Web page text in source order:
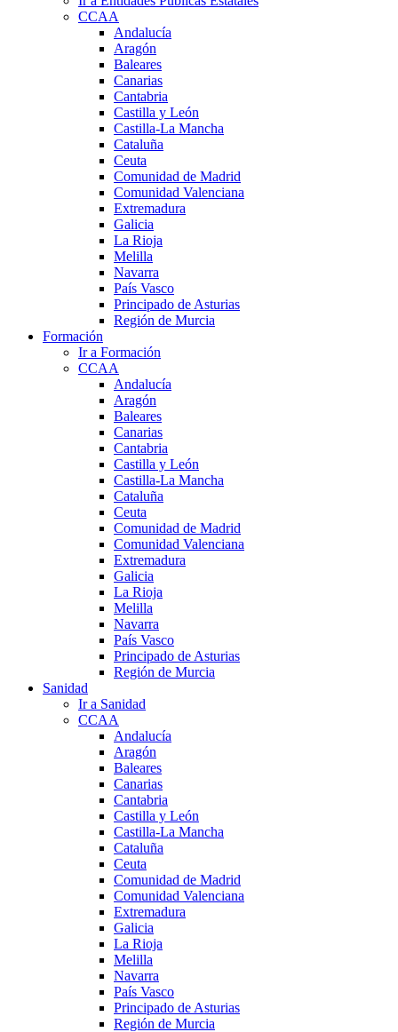
CCAA
Andalucía
Aragón
Baleares
Canarias
Cantabria
Castilla y León
Castilla-La Mancha
Cataluña
Ceuta
Comunidad de Madrid
Comunidad Valenciana
Extremadura
Galicia
La Rioja
Melilla
Navarra
País Vasco
Principado de Asturias
Región de Murcia
Formación
Ir a Formación
CCAA
Andalucía
Aragón
Baleares
Canarias
Cantabria
Castilla y León
Castilla-La Mancha
Cataluña
Ceuta
Comunidad de Madrid
Comunidad Valenciana
Extremadura
Galicia
La Rioja
Melilla
Navarra
País Vasco
Principado de Asturias
Región de Murcia
Sanidad
Ir a Sanidad
CCAA
Andalucía
Aragón
Baleares
Canarias
Cantabria
Castilla y León
Castilla-La Mancha
Cataluña
Ceuta
Comunidad de Madrid
Comunidad Valenciana
Extremadura
Galicia
La Rioja
Melilla
Navarra
País Vasco
Principado de Asturias
Región de Murcia